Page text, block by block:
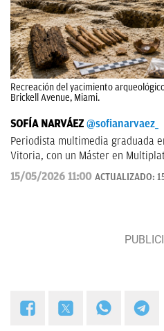
Recreación del yacimiento
Brickell Avenue, Miami.
SOFÍA NARVÁEZ @sofianarvaez_
Periodista multimedia graduada
Vitoria, con un Máster en
Loyola. Editora en Lisa News con
15/05/2026 11:00 ACTUALIZADO: